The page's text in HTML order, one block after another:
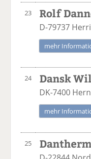
23 Rolf
D-79737
mehr
24 Dansk
DK-7400
mehr
25